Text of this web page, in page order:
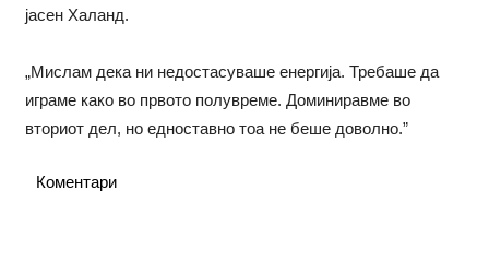
јасен Халанд.
„Мислам дека ни недостасуваше енергија. Требаше да
играме како во првото полувреме. Доминиравме во
вториот дел, но едноставно тоа не беше доволно.”
Коментари